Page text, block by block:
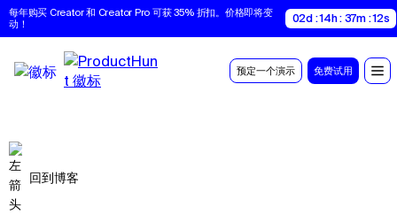
每年购买 Creator 和 Creator Pro 可获 35% 折扣。价格即将变
动！
02d : 14h : 37m : 12s
预定一个演示 免费试用
回到博客